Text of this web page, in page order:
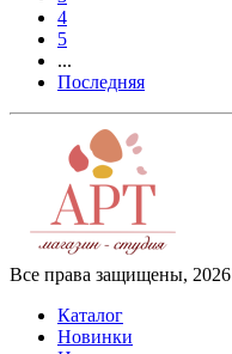
4
5
...
Последняя
Все права защищены, 2026
Каталог
Новинки